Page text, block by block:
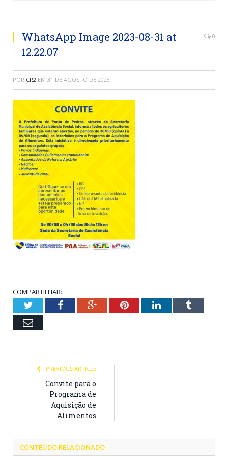
WhatsApp Image 2023-08-31 at
12.22.07
0
POR CR2 EM 31 DE AGOSTO DE 2023
COMPARTILHAR:
TwitterFacebookGoogle+PinterestLinkedInTumblr
Email
PREVIOUS ARTICLE
Convite para o
Programa de
Aquisição de
Alimentos
CONTEÚDO RELACIONADO